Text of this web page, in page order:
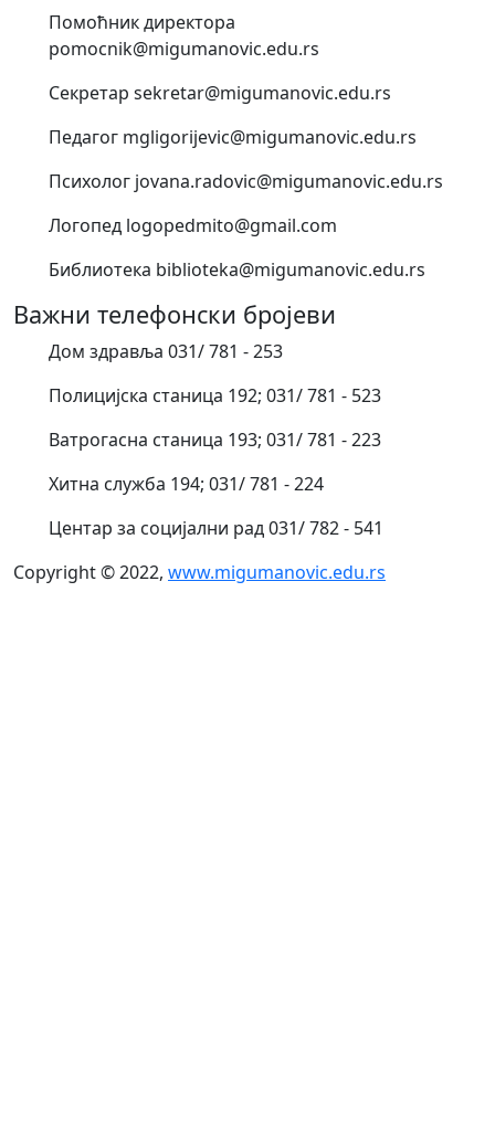
Помоћник директора
pomocnik@migumanovic.edu.rs
Секретар sekretar@migumanovic.edu.rs
Педагог mgligorijevic@migumanovic.edu.rs
Психолог jovana.radovic@migumanovic.edu.rs
Логопед logopedmito@gmail.com
Библиотека biblioteka@migumanovic.edu.rs
Важни телефонски бројеви
Дом здравља 031/ 781 - 253
Полицијска станица 192; 031/ 781 - 523
Ватрогасна станица 193; 031/ 781 - 223
Хитна служба 194; 031/ 781 - 224
Центар за социјални рад 031/ 782 - 541
Copyright © 2022, www.migumanovic.edu.rs